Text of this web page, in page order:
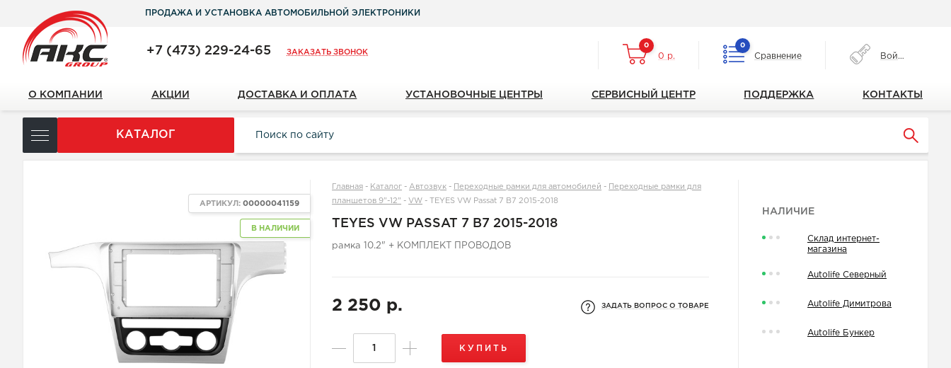
ПРОДАЖА И УСТАНОВКА АВТОМОБИЛЬНОЙ ЭЛЕКТРОНИКИ
+7 (473) 229-24-65 ЗАКАЗАТЬ ЗВОНОК
0
0 р.
0
Сравнение Войти
О КОМПАНИИ АКЦИИ ДОСТАВКА И ОПЛАТА УСТАНОВОЧНЫЕ ЦЕНТРЫ СЕРВИСНЫЙ ЦЕНТР ПОДДЕРЖКА КОНТАКТЫ
КАТАЛОГ
В НАЛИЧИИ
АРТИКУЛ:00000041159
Главная - Каталог -Автозвук - Переходные рамки для автомобилей -
Переходные рамки для
планшетов 9"-12" - VW - TEYES VW Passat 7 B7 2015-2018
TEYES VW PASSAT 7 B7 2015-2018
рамка 10.2" + КОМПЛЕКТ ПРОВОДОВ
2 250 р. ЗАДАТЬ ВОПРОС О ТОВАРЕ
КУПИТЬ
НАЛИЧИЕ
Склад интернет-
магазина
Autolife Северный
Autolife Димитрова
Autolife Бункер